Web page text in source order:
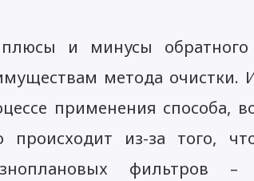
плюсы и минусы обратного
метода очистки.
применения способа,
происходит из-за того,
фильтров